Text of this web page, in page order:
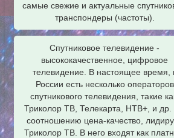
самые свежие и актуальные
транспондеры (частоты).
Спутниковое телевидение -
высококачественное, цифровое
телевидение. В настоящее время,
России есть несколько операторов
спутникового телевидения, такие
Триколор ТВ, Телекарта, НТВ+, и
соотношению цена-качество,
Триколор ТВ. В него входят как